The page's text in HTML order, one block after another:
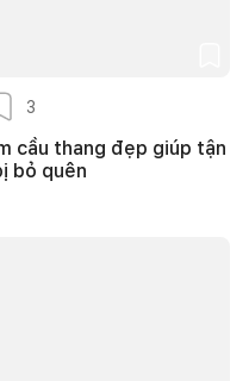
3
cầu thang đẹp giúp tận
bỏ quên